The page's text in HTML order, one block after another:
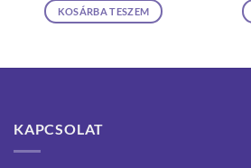
KOSÁRBA TESZEM
KAPCSOLAT